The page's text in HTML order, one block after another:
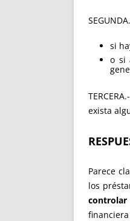
si
o si
exista
Parece
los
controlar
financiera